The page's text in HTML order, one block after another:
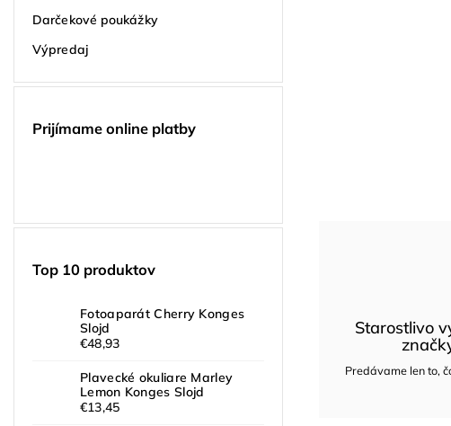
Darčekové poukážky
Výpredaj
Prijímame online platby
Top 10 produktov
Fotoaparát Cherry Konges
Slojd
€48,93
Plavecké okuliare Marley
Lemon Konges Slojd
€13,45
Starostlivo
Predávame len to,